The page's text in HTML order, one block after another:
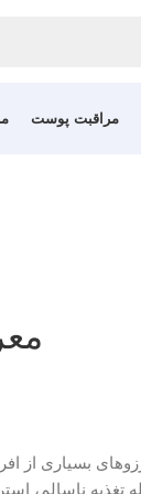
مراقبت پوست
معرفی ۶
بسیاری از
تغذیه